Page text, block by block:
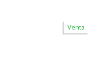
Venta